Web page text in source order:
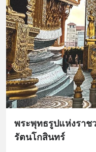
พระพุทธรูปแห่งรา
รัตนโกสินทร์